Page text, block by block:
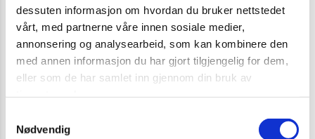
dessuten informasjon om hvordan du bruker nettstedet
vårt, med partnerne våre innen sosiale medier,
annonsering og analysearbeid, som kan kombinere den
med annen informasjon du har gjort tilgjengelig for dem,
eller som de har samlet inn gjennom din bruk av
Nødvendig
Beskrivelse:
Kontrollskjema for sakkyndig kontroll uten egen
firmalogo.
Blokk à 50 sett med hvit original, gul og rosa
kopi. Minstebestilling 3 blokker av denne typen.
Husk å bestille det antallet du trenger i en og